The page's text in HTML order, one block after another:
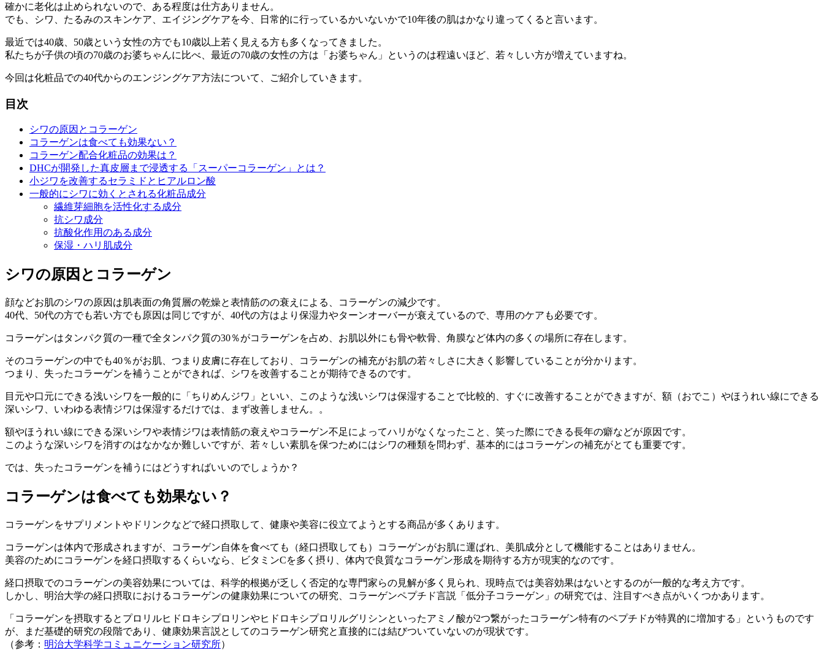
確かに老化は止められないので、ある程度は仕方ありません。
でも、シワ、たるみのスキンケア、エイジングケアを今、日常的に行っているかいないかで10年後の肌はかなり違ってくると言います。
最近では40歳、50歳という女性の方でも10歳以上若く見える方も多くなってきました。
私たちが子供の頃の70歳のお婆ちゃんに比べ、最近の70歳の女性の方は「お婆ちゃん」というのは程遠いほど、若々しい方が増えていますね。
今回は化粧品での40代からのエンジングケア方法について、ご紹介していきます。
目次
シワの原因とコラーゲン
コラーゲンは食べても効果ない？
コラーゲン配合化粧品の効果は？
DHCが開発した真皮層まで浸透する「スーパーコラーゲン」とは？
小ジワを改善するセラミドとヒアルロン酸
一般的にシワに効くとされる化粧品成分
繊維芽細胞を活性化する成分
抗シワ成分
抗酸化作用のある成分
保湿・ハリ肌成分
シワの原因とコラーゲン
顔などお肌のシワの原因は肌表面の角質層の乾燥と表情筋のの衰えによる、コラーゲンの減少です。
40代、50代の方でも若い方でも原因は同じですが、40代の方はより保湿力やターンオーバーが衰えているので、専用のケアも必要です。
コラーゲンはタンパク質の一種で全タンパク質の30％がコラーゲンを占め、お肌以外にも骨や軟骨、角膜など体内の多くの場所に存在します。
そのコラーゲンの中でも40％がお肌、つまり皮膚に存在しており、コラーゲンの補充がお肌の若々しさに大きく影響していることが分かります。
つまり、失ったコラーゲンを補うことができれば、シワを改善することが期待できるのです。
目元や口元にできる浅いシワを一般的に「ちりめんジワ」といい、このような浅いシワは保湿することで比較的、すぐに改善することができますが、額（おでこ）やほうれい線にできる
深いシワ、いわゆる表情ジワは保湿するだけでは、まず改善しません。。
額やほうれい線にできる深いシワや表情ジワは表情筋の衰えやコラーゲン不足によってハリがなくなったこと、笑った際にできる長年の癖などが原因です。
このような深いシワを消すのはなかなか難しいですが、若々しい素肌を保つためにはシワの種類を問わず、基本的にはコラーゲンの補充がとても重要です。
では、失ったコラーゲンを補うにはどうすればいいのでしょうか？
コラーゲンは食べても効果ない？
コラーゲンをサプリメントやドリンクなどで経口摂取して、健康や美容に役立てようとする商品が多くあります。
コラーゲンは体内で形成されますが、コラーゲン自体を食べても（経口摂取しても）コラーゲンがお肌に運ばれ、美肌成分として機能することはありません。
美容のためにコラーゲンを経口摂取するくらいなら、ビタミンCを多く摂り、体内で良質なコラーゲン形成を期待する方が現実的なのです。
経口摂取でのコラーゲンの美容効果については、科学的根拠が乏しく否定的な専門家らの見解が多く見られ、現時点では美容効果はないとするのが一般的な考え方です。
しかし、明治大学の経口摂取におけるコラーゲンの健康効果についての研究、コラーゲンペプチド言説「低分子コラーゲン」の研究では、注目すべき点がいくつかあります。
「コラーゲンを摂取するとプロリルヒドロキシプロリンやヒドロキシプロリルグリシンといったアミノ酸が2つ繋がったコラーゲン特有のペプチドが特異的に増加する」というものです
が、まだ基礎的研究の段階であり、健康効果言説としてのコラーゲン研究と直接的には結びついていないのが現状です。
（参考： 明治大学科学コミュニケーション研究所）